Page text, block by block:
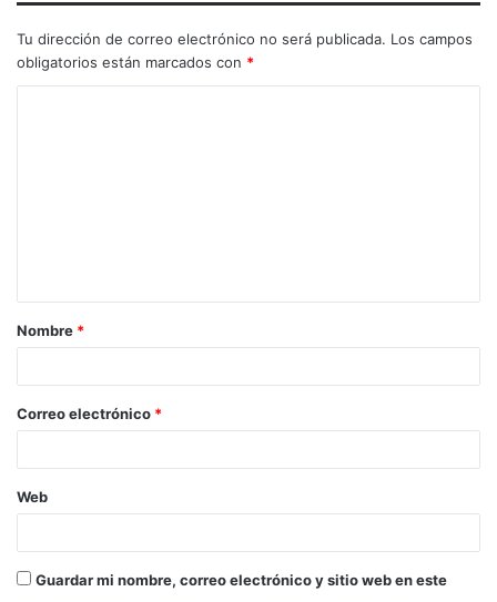
Tu dirección de correo electrónico no será publicada. Los campos
obligatorios están marcados con *
Nombre *
Correo electrónico *
Web
Guardar mi nombre, correo electrónico y sitio web en este